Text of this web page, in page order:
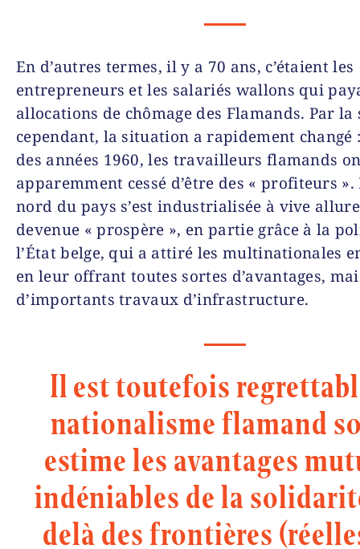
En d’autres termes, il y a 70 ans, c’étaient les
entrepreneurs et les salariés wallons qui
allocations de chômage des Flamands. Par la
cependant, la situation a rapidement
des années 1960, les travailleurs flamands
apparemment cessé d’être des « profiteurs
nord du pays s’est industrialisée à vive
devenue « prospère », en partie grâce à la
l’État belge, qui a attiré les multinationales
en leur offrant toutes sortes d’avantages,
d’importants travaux d’infrastructure.
Il est toutefois
nationalisme flamand
estime les avantages
indéniables de la
delà des frontières